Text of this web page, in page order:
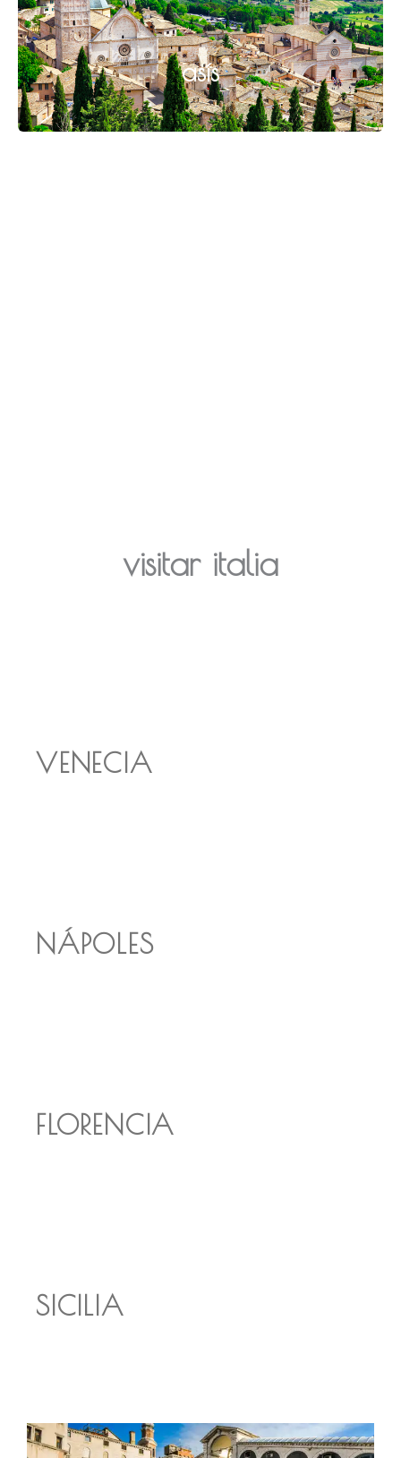
asís
visitar italia
VENECIA
NÁPOLES
FLORENCIA
SICILIA